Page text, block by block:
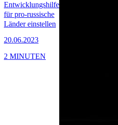
Entwicklungshilfe
für pro-russische
Länder einstellen
20.06.2023
2 MINUTEN